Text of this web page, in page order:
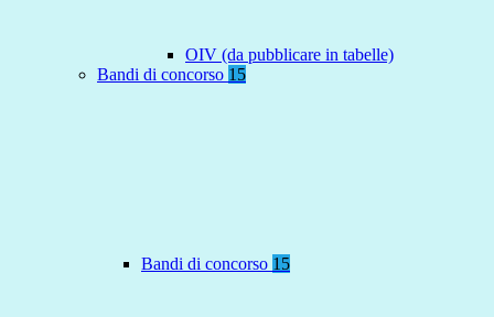
OIV (da pubblicare in tabelle)
Bandi di concorso 15
Bandi di concorso 15